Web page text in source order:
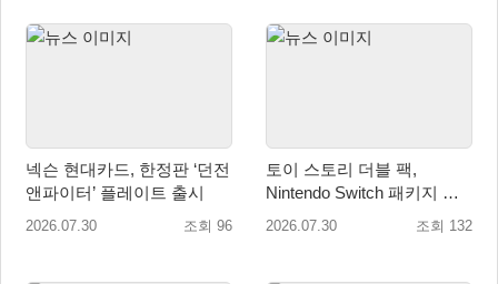
넥슨 현대카드, 한정판 ‘던전
앤파이터’ 플레이트 출시
2026.07.30 조회 96
토이 스토리 더블 팩,
Nintendo Switch 패키지 예
약판매 시작
2026.07.30 조회 132